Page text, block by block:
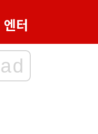
엔터
ad